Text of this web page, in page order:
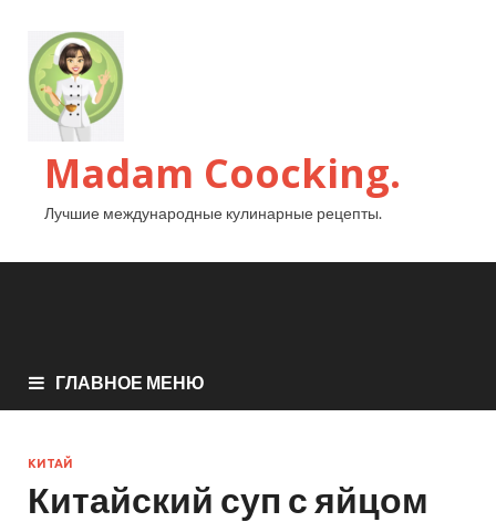
Madam Coocking.
Лучшие международные кулинарные рецепты.
ГЛАВНОЕ МЕНЮ
КИТАЙ
Китайский суп с яйцом